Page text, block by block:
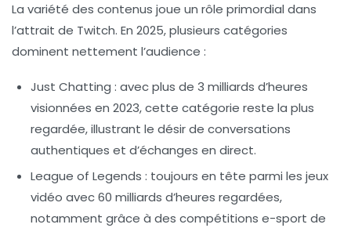
La variété des contenus joue un rôle primordial dans
l’attrait de Twitch. En 2025, plusieurs catégories
dominent nettement l’audience :
Just Chatting : avec plus de 3 milliards d’heures
visionnées en 2023, cette catégorie reste la plus
regardée, illustrant le désir de conversations
authentiques et d’échanges en direct.
League of Legends : toujours en tête parmi les jeux
vidéo avec 60 milliards d’heures regardées,
notamment grâce à des compétitions e-sport de